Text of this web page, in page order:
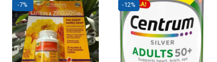
-7% -12%